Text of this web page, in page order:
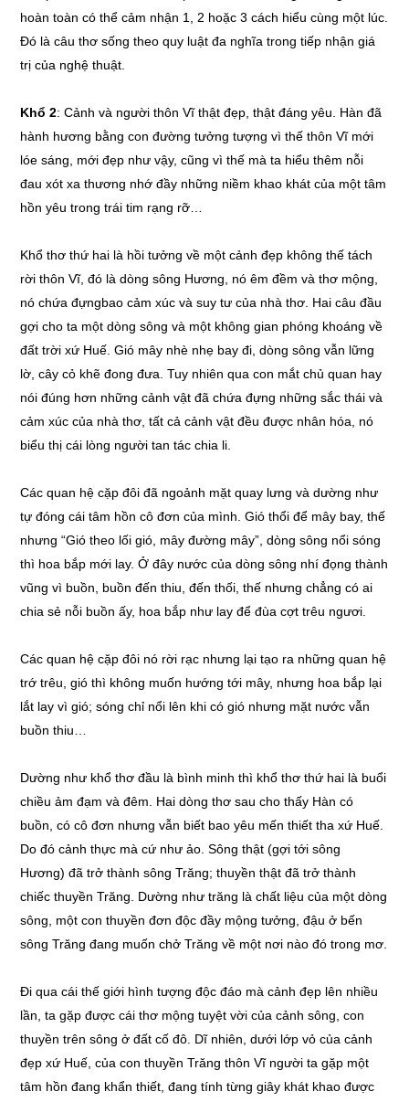
hoàn toàn có thể cảm nhận 1, 2 hoặc 3 cách hiểu cùng một lúc.
Đó là câu thơ sống theo quy luật đa nghĩa trong tiếp nhận giá
trị của nghệ thuật.
Khổ 2: Cảnh và người thôn Vĩ thật đẹp, thật đáng yêu. Hàn đã
hành hương bằng con đường tưởng tượng vì thế thôn Vĩ mới
lóe sáng, mới đẹp như vậy, cũng vì thế mà ta hiểu thêm nỗi
đau xót xa thương nhớ đầy những niềm khao khát của một tâm
hồn yêu trong trái tim rạng rỡ…
Khổ thơ thứ hai là hồi tưởng về một cảnh đẹp không thế tách
rời thôn Vĩ, đó là dòng sông Hương, nó êm đềm và thơ mộng,
nó chứa đựngbao cảm xúc và suy tư của nhà thơ. Hai câu đầu
gợi cho ta một dòng sông và một không gian phóng khoáng về
đất trời xứ Huế. Gió mây nhè nhẹ bay đi, dòng sông vẫn lững
lờ, cây cỏ khẽ đong đưa. Tuy nhiên qua con mắt chủ quan hay
nói đúng hơn những cảnh vật đã chứa đựng những sắc thái và
cảm xúc của nhà thơ, tất cả cảnh vật đều được nhân hóa, nó
biểu thị cái lòng người tan tác chia li.
Các quan hệ cặp đôi đã ngoảnh mặt quay lưng và dường như
tự đóng cái tâm hồn cô đơn của mình. Gió thổi để mây bay, thế
nhưng “Gió theo lối gió, mây đường mây”, dòng sông nổi sóng
thì hoa bắp mới lay. Ở đây nước của dòng sông nhí đọng thành
vũng vì buồn, buồn đến thiu, đến thối, thế nhưng chẳng có ai
chia sẻ nỗi buồn ấy, hoa bắp như lay để đùa cợt trêu ngươi.
Các quan hệ cặp đôi nó rời rạc nhưng lại tạo ra những quan hệ
trớ trêu, gió thì không muốn hướng tới mây, nhưng hoa bắp lại
lắt lay vì gió; sóng chỉ nổi lên khi có gió nhưng mặt nước vẫn
buồn thiu…
Dường như khổ thơ đầu là bình minh thì khổ thơ thứ hai là buổi
chiều ảm đạm và đêm. Hai dòng thơ sau cho thấy Hàn có
buồn, có cô đơn nhưng vẫn biết bao yêu mến thiết tha xứ Huế.
Do đó cảnh thực mà cứ như ảo. Sông thật (gợi tới sông
Hương) đã trở thành sông Trăng; thuyền thật đã trở thành
chiếc thuyền Trăng. Dường như trăng là chất liệu của một dòng
sông, một con thuyền đơn độc đầy mộng tưởng, đậu ở bến
sông Trăng đang muốn chở Trăng về một nơi nào đó trong mơ.
Đi qua cái thế giới hình tượng độc đáo mà cảnh đẹp lên nhiều
lần, ta gặp được cái thơ mộng tuyệt vời của cảnh sông, con
thuyền trên sông ở đất cố đô. Dĩ nhiên, dưới lớp vỏ của cảnh
đẹp xứ Huế, của con thuyền Trăng thôn Vĩ người ta gặp một
tâm hồn đang khẩn thiết, đang tính từng giây khát khao được